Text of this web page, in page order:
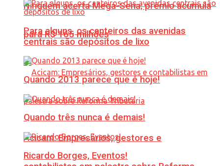
Ninguém acerta Mega-Sena; prêmio acumula
para R$ 165 milhões
Acicam: Empresários, gestores e
Para alguns, os canteiros das avenidas
centrais são depósitos de lixo
Quando 2013 parece que é hoje!
Quando três nunca é demais!
Ricardo Borges, Eventos!